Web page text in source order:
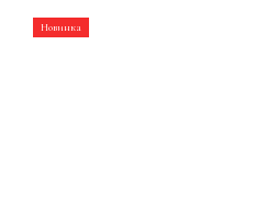
Новинка